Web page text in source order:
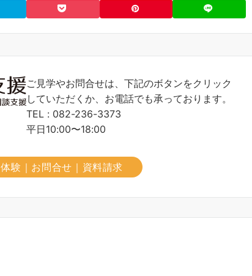
ご見学やお問合せは、下記のボタンをクリック
していただくか、お電話でも承っております。
TEL : 082-236-3373
平日10:00〜18:00
験｜お問合せ｜資料請求